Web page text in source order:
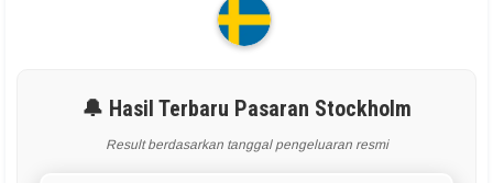
🔔 Hasil Terbaru Pasaran Stockholm
Result berdasarkan tanggal pengeluaran resmi